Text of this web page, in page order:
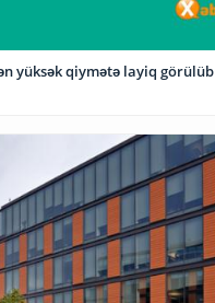
yüksək qiymətə layiq görülüb